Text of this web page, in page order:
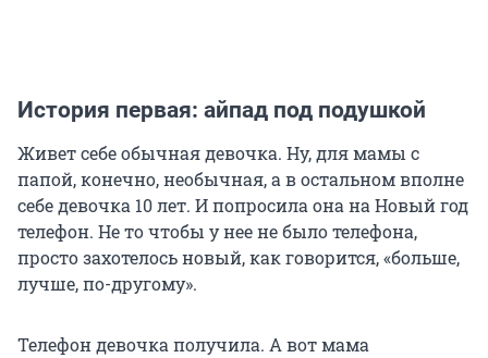
История первая: айпад под подушкой
Живет себе обычная девочка. Ну, для мамы с
папой, конечно, необычная, а в остальном вполне
себе девочка 10 лет. И попросила она на Новый год
телефон. Не то чтобы у нее не было телефона,
просто захотелось новый, как говорится, «больше,
лучше, по-другому».
Телефон девочка получила. А вот мама